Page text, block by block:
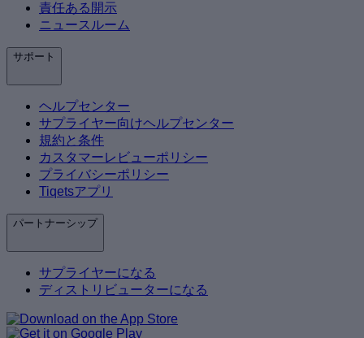
責任ある開示
ニュースルーム
サポート
ヘルプセンター
サプライヤー向けヘルプセンター
規約と条件
カスタマーレビューポリシー
プライバシーポリシー
Tiqetsアプリ
パートナーシップ
サプライヤーになる
ディストリビューターになる